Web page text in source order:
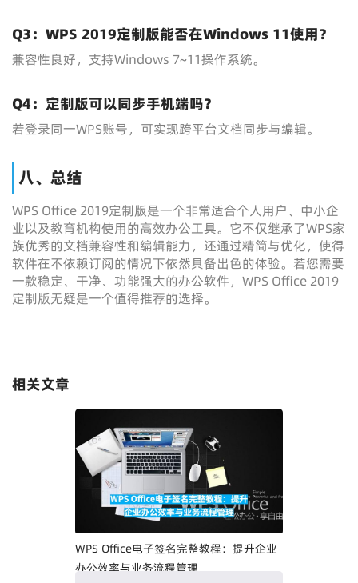
Q3：WPS 2019定制版能否在Windows 11使用？
兼容性良好，支持Windows 7~11操作系统。
Q4：定制版可以同步手机端吗？
若登录同一WPS账号，可实现跨平台文档同步与编辑。
八、总结
WPS Office 2019定制版是一个非常适合个人用户、中小企
业以及教育机构使用的高效办公工具。它不仅继承了WPS家
族优秀的文档兼容性和编辑能力，还通过精简与优化，使得
软件在不依赖订阅的情况下依然具备出色的体验。若您需要
一款稳定、干净、功能强大的办公软件，WPS Office 2019
定制版无疑是一个值得推荐的选择。
相关文章
WPS Office电子签名完整教程：提升企业
办公效率与业务流程管理